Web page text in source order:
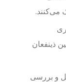
ذینفعان
و بررسی